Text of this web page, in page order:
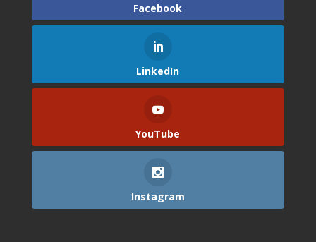
Facebook
LinkedIn
YouTube
Instagram